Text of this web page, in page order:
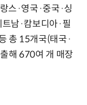
스·영국·중국·싱
남·캄보디아·필
총 15개국(태국·
해 670여 개 매장